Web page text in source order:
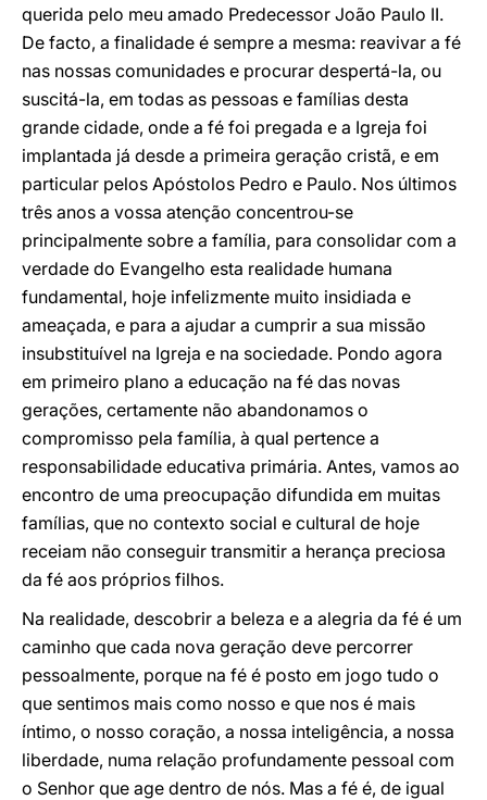
querida pelo meu amado Predecessor João Paulo II.
De facto, a finalidade é sempre a mesma: reavivar a fé
nas nossas comunidades e procurar despertá-la, ou
suscitá-la, em todas as pessoas e famílias desta
grande cidade, onde a fé foi pregada e a Igreja foi
implantada já desde a primeira geração cristã, e em
particular pelos Apóstolos Pedro e Paulo. Nos últimos
três anos a vossa atenção concentrou-se
principalmente sobre a família, para consolidar com a
verdade do Evangelho esta realidade humana
fundamental, hoje infelizmente muito insidiada e
ameaçada, e para a ajudar a cumprir a sua missão
insubstituível na Igreja e na sociedade. Pondo agora
em primeiro plano a educação na fé das novas
gerações, certamente não abandonamos o
compromisso pela família, à qual pertence a
responsabilidade educativa primária. Antes, vamos ao
encontro de uma preocupação difundida em muitas
famílias, que no contexto social e cultural de hoje
receiam não conseguir transmitir a herança preciosa
da fé aos próprios filhos.
Na realidade, descobrir a beleza e a alegria da fé é um
caminho que cada nova geração deve percorrer
pessoalmente, porque na fé é posto em jogo tudo o
que sentimos mais como nosso e que nos é mais
íntimo, o nosso coração, a nossa inteligência, a nossa
liberdade, numa relação profundamente pessoal com
o Senhor que age dentro de nós. Mas a fé é, de igual